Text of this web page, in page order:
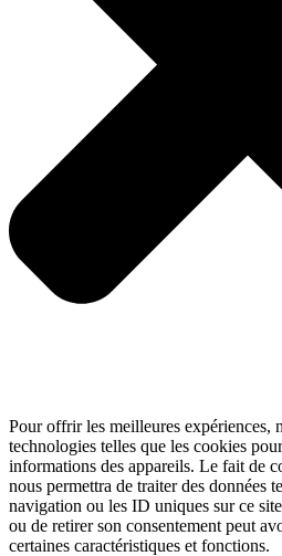
Pour offrir les meilleures expériences,
technologies telles que les cookies
informations des appareils. Le fait de
nous permettra de traiter des données
navigation ou les ID uniques sur ce
ou de retirer son consentement peut
certaines caractéristiques et fonctions.